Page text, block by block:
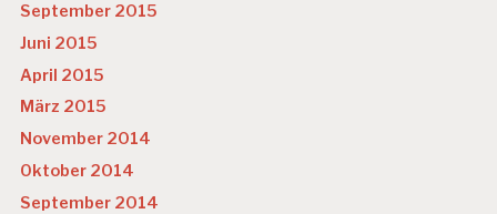
September 2015
Juni 2015
April 2015
März 2015
November 2014
Oktober 2014
September 2014